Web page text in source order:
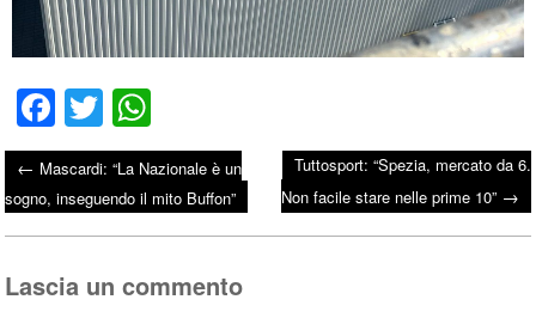
Fa
ce
bo
ok
T
wi
tte
r
ha
ts
A
Post navigation
← Mascardi: “La Nazionale è un
sogno, inseguendo il mito Buffon”
Tuttosport: “Spezia, mercato da 6.
Non facile stare nelle prime 10” →
Lascia un commento